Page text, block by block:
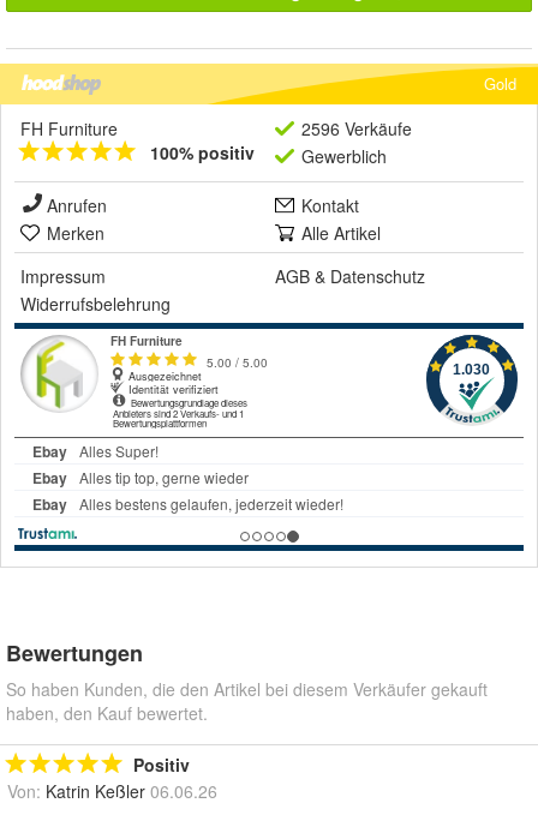
Gold
FH Furniture
100% positiv
2596 Verkäufe
Gewerblich
Anrufen
Kontakt
Merken
Alle Artikel
Impressum
AGB & Datenschutz
Widerrufsbelehrung
Bewertungen
So haben Kunden, die den Artikel bei diesem Verkäufer gekauft
haben, den Kauf bewertet.
Positiv
Von: Katrin Keßler 06.06.26